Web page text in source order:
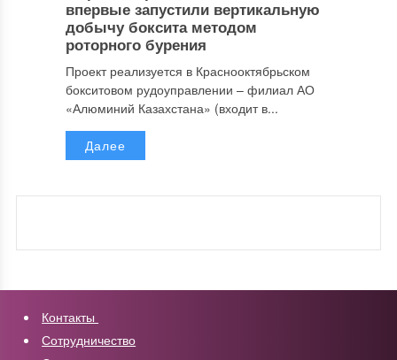
впервые запустили вертикальную
добычу боксита методом
роторного бурения
Проект реализуется в Краснооктябрьском
бокситовом рудоуправлении – филиал АО
«Алюминий Казахстана» (входит в...
Далее
Контакты
Сотрудничество